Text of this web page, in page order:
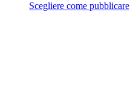
Scegliere come pubblicare